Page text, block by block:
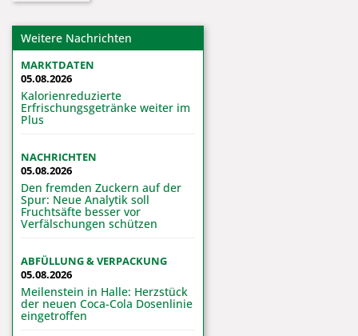
Weitere Nachrichten
MARKTDATEN
05.08.2026
Kalorienreduzierte
Erfrischungsgetränke weiter im
Plus
NACHRICHTEN
05.08.2026
Den fremden Zuckern auf der
Spur: Neue Analytik soll
Fruchtsäfte besser vor
Verfälschungen schützen
ABFÜLLUNG & VERPACKUNG
05.08.2026
Meilenstein in Halle: Herzstück
der neuen Coca-Cola Dosenlinie
eingetroffen